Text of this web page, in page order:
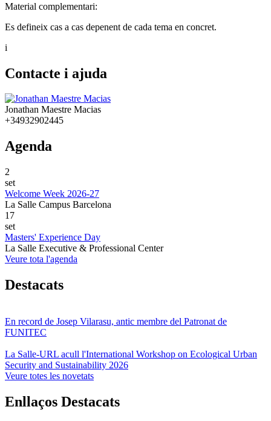
Material complementari:
Es defineix cas a cas depenent de cada tema en concret.
i
Contacte i ajuda
Jonathan Maestre Macias
+34932902445
Agenda
2
set
Welcome Week 2026-27
La Salle Campus Barcelona
17
set
Masters' Experience Day
La Salle Executive & Professional Center
Veure tota l'agenda
Destacats
En record de Josep Vilarasu, antic membre del Patronat de
FUNITEC
La Salle-URL acull l'International Workshop on Ecological Urban
Security and Sustainability 2026
Veure totes les novetats
Enllaços Destacats